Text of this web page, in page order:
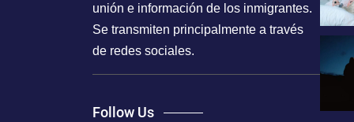
unión e información de los inmigrantes.
Se transmiten principalmente a través
de redes sociales.
Follow Us